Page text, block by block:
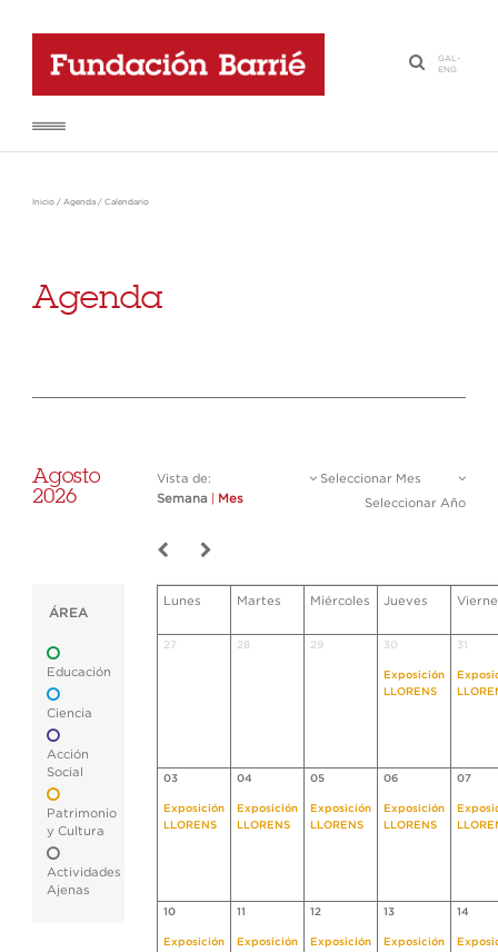
·
GAL-
ENG
Inicio / Agenda / Calendario
Agenda
Agosto
2026
Vista de:
Semana
Mes
Seleccionar Mes
Seleccionar Año
ÁREA
Educación
Ciencia
Acción
Social
Patrimonio
y Cultura
Actividades
Ajenas
Lunes Martes Miércoles Jueves
27 28 29 30
Exposición
LLORENS
31
03
Exposición
LLORENS
04
Exposición
LLORENS
05
Exposición
LLORENS
06
Exposición
LLORENS
07
10
Exposición
11
Exposición
12
Exposición
13
Exposición
14